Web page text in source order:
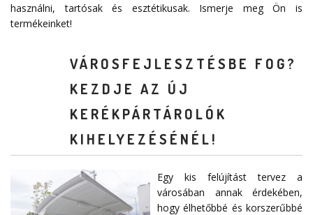
használni, tartósak és esztétikusak. Ismerje meg Ön is
termékeinket!
VÁROSFEJLESZTÉSBE FOG?
KEZDJE AZ ÚJ
KERÉKPÁRTÁROLÓK
KIHELYEZÉSÉNÉL!
Egy kis felújítást tervez a
városában annak érdekében,
hogy élhetőbbé és korszerűbbé